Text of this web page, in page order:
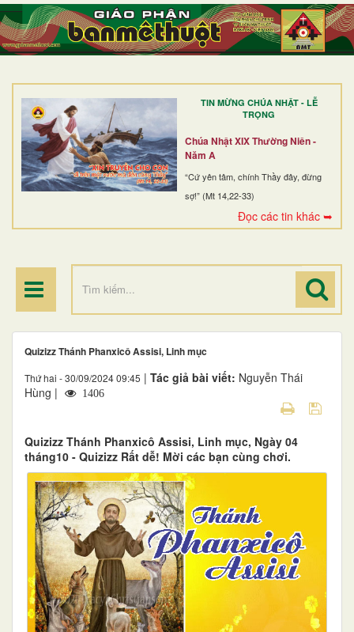
TIN MỪNG CHÚA NHẬT - LỄ
TRỌNG
Chúa Nhật XIX Thường Niên -
Năm A
“Cứ yên tâm, chính Thầy đây, đừng
sợ!” (Mt 14,22-33)
Đọc các tin khác ➥
TRANG NHẤT
GIỚI THIỆU
DÒNG TU
BAN MỤC VỤ
ĐOÀN THỂ CG
ĐIỂM HÀNH HƯƠNG
Quizizz Thánh Phanxicô Assisi, Linh mục
Thứ hai - 30/09/2024 09:45 | Tác giả bài viết: Nguyễn Thái
Hùng |
1406
Quizizz Thánh Phanxicô Assisi, Linh mục, Ngày 04
tháng10 - Quizizz Rất dễ! Mời các bạn cùng chơi.